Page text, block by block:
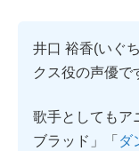
井口 裕香(いぐ
クス役の声優で
歌手としてもア
ブラッド」「ダ